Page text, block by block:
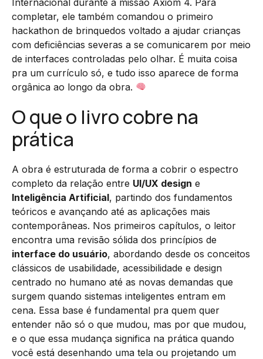
completar, ele também comandou o primeiro
hackathon de brinquedos voltado a ajudar crianças
com deficiências severas a se comunicarem por meio
de interfaces controladas pelo olhar. É muita coisa
pra um currículo só, e tudo isso aparece de forma
orgânica ao longo da obra.
O que o livro cobre na
prática
A obra é estruturada de forma a cobrir o espectro
completo da relação entre UI/UX design e
Inteligência Artificial, partindo dos fundamentos
teóricos e avançando até as aplicações mais
contemporâneas. Nos primeiros capítulos, o leitor
encontra uma revisão sólida dos princípios de
interface do usuário, abordando desde os conceitos
clássicos de usabilidade, acessibilidade e design
centrado no humano até as novas demandas que
surgem quando sistemas inteligentes entram em
cena. Essa base é fundamental pra quem quer
entender não só o que mudou, mas por que mudou,
e o que essa mudança significa na prática quando
você está desenhando uma tela ou projetando um